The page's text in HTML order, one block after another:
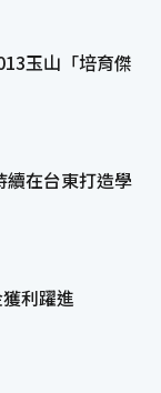
玉山「培育傑
在台東打造學
利躍進